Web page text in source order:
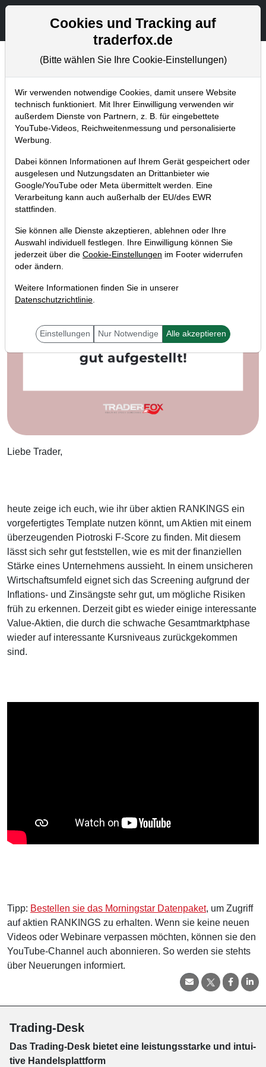
Aktien- und Artikelsuche
Trader-Blog
Home Blog Trader-Blog
Piotroski F-Score - Diese Aktien
sind finanziell gut aufgestellt!
23.06.2022 um 11:13 Uhr | A. Zehetner
Liebe Trader,
heute zeige ich euch, wie ihr über aktien RANKINGS ein
vorgefertigtes Template nutzen könnt, um Aktien mit einem
überzeugenden Piotroski F-Score zu finden. Mit diesem
lässt sich sehr gut feststellen, wie es mit der finanziellen
Stärke eines Unternehmens aussieht. In einem unsicheren
Wirtschaftsumfeld eignet sich das Screening aufgrund der
Inflations- und Zinsängste sehr gut, um mögliche Risiken
früh zu erkennen. Derzeit gibt es wieder einige interessante
Value-Aktien, die durch die schwache Gesamtmarktphase
wieder auf interessante Kursniveaus zurückgekommen
sind.
Tipp: Bestellen sie das Morningstar Datenpaket, um Zugriff
auf aktien RANKINGS zu erhalten. Wenn sie keine neuen
Videos oder Webinare verpassen möchten, können sie den
YouTube-Channel auch abonnieren. So werden sie stehts
über Neuerungen informiert.
Trading-Desk
Das Trading-Desk bie­tet eine leis­tungs­star­ke und in­tui­
tive Han­dels­platt­form
Cookies und Tracking auf
traderfox.de
(Bitte wählen Sie Ihre Cookie-Einstellungen)
Wir verwenden notwendige Cookies, damit unsere Website
technisch funktioniert. Mit Ihrer Einwilligung verwenden wir
außerdem Dienste von Partnern, z. B. für eingebettete
YouTube-Videos, Reichweitenmessung und personalisierte
Werbung.
Dabei können Informationen auf Ihrem Gerät gespeichert oder
ausgelesen und Nutzungsdaten an Drittanbieter wie
Google/YouTube oder Meta übermittelt werden. Eine
Verarbeitung kann auch außerhalb der EU/des EWR
stattfinden.
Sie können alle Dienste akzeptieren, ablehnen oder Ihre
Auswahl individuell festlegen. Ihre Einwilligung können Sie
jederzeit über die Cookie-Einstellungen im Footer widerrufen
oder ändern.
Weitere Informationen finden Sie in unserer
Datenschutzrichtlinie.
Einstellungen Nur Notwendige Alle akzeptieren